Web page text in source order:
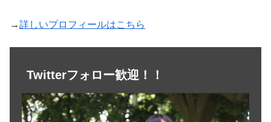
→詳しいプロフィールはこちら
Twitterフォロー歓迎！！